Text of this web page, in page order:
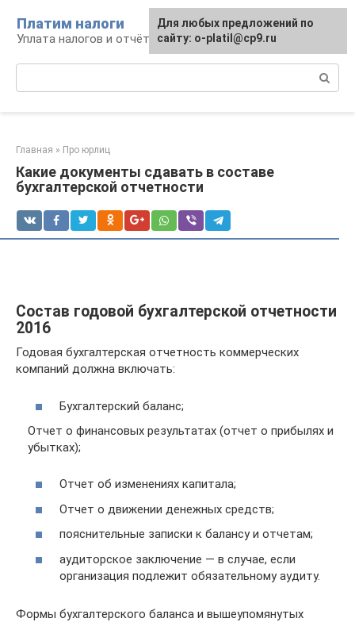
контенту
Платим налоги
Уплата налогов и отчётность
Главная » Про юрлиц
Какие документы сдавать в составе
бухгалтерской отчетности
Состав годовой бухгалтерской отчетности
2016
Годовая бухгалтерская отчетность коммерческих
компаний должна включать:
Бухгалтерский баланс;
Отчет о финансовых результатах (отчет о прибылях и
убытках);
Отчет об изменениях капитала;
Отчет о движении денежных средств;
пояснительные записки к балансу и отчетам;
аудиторское заключение — в случае, если
организация подлежит обязательному аудиту.
Формы бухгалтерского баланса и вышеупомянутых
Для любых предложений по
сайту: o-platil@cp9.ru